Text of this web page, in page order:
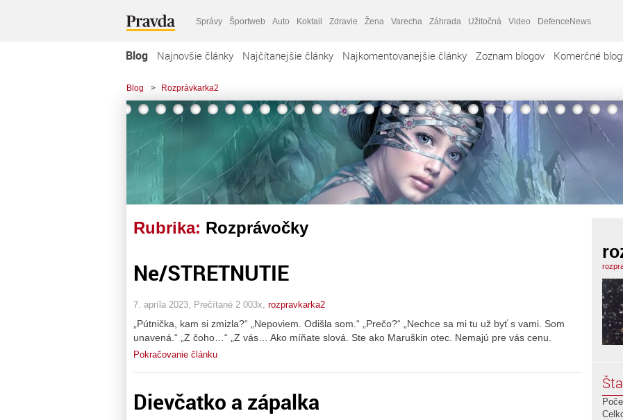
Správy Športweb Auto Koktail Zdravie Žena Varecha Záhrada Užitočná Video DefenceNews
Blog Najnovšie články Najčítanejšie články Najkomentovanejšie články Zoznam blogov Komerčné
Blog > Rozprávkarka2
Rubrika: Rozprávočky
Ne/STRETNUTIE
7. apríla 2023, Prečítané 2 003x, rozpravkarka2
„Pútnička, kam si zmizla?“ „Nepoviem. Odišla som.“ „Prečo?“ „Nechce sa mi tu už byť s vami. Som
unavená.“ „Z čoho…“ „Z vás… Ako míňate slová. Ste ako Maruškin otec. Nemajú pre vás cenu.
Pokračovanie článku
Dievčatko a zápalka